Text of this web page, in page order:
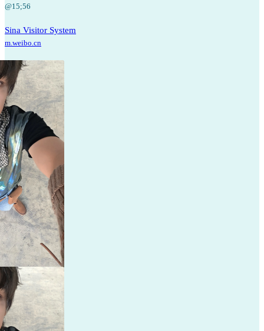
@15;56
Sina Visitor System
m.weibo.cn